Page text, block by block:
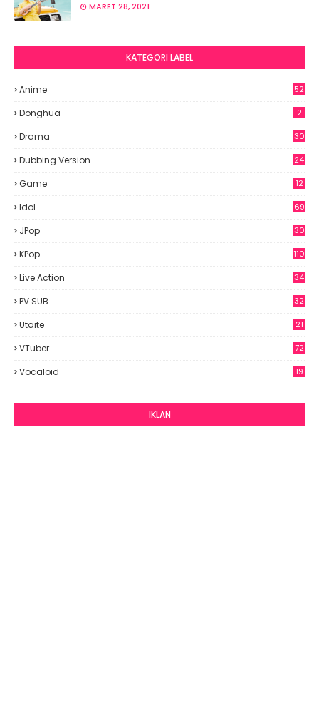
MARET 28, 2021
KATEGORI LABEL
Anime
52
Donghua 2
Drama 30
Dubbing Version 24
Game 12
Idol
69
JPop
30
KPop 110
Live Action 34
PV SUB 32
Utaite 21
VTuber 72
Vocaloid 19
IKLAN